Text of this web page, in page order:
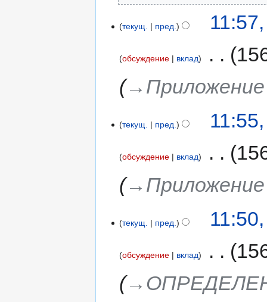
текущ. пред.
обсуждение вклад
текущ. пред.
обсуждение вклад
текущ. пред.
обсуждение вклад